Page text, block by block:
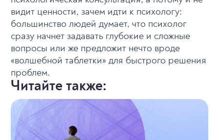
видит ценности, зачем идти к психологу:
большинство людей думает, что психолог
сразу начнет задавать глубокие и сложные
вопросы или же предложит нечто вроде
«волшебной таблетки» для быстрого решения
проблем.
Читайте также: